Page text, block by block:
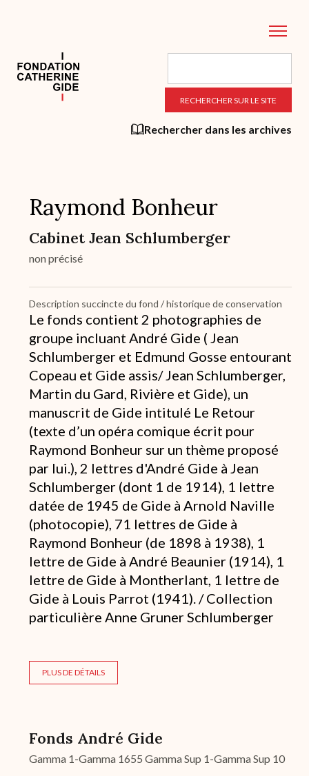
principal
Rechercher dans les archives
Raymond Bonheur
Cabinet Jean Schlumberger
non précisé
Description succincte du fond / historique de conservation
Le fonds contient 2 photographies de
groupe incluant André Gide ( Jean
Schlumberger et Edmund Gosse entourant
Copeau et Gide assis/ Jean Schlumberger,
Martin du Gard, Rivière et Gide), un
manuscrit de Gide intitulé Le Retour
(texte d’un opéra comique écrit pour
Raymond Bonheur sur un thème proposé
par lui.), 2 lettres d'André Gide à Jean
Schlumberger (dont 1 de 1914), 1 lettre
datée de 1945 de Gide à Arnold Naville
(photocopie), 71 lettres de Gide à
Raymond Bonheur (de 1898 à 1938), 1
lettre de Gide à André Beaunier (1914), 1
lettre de Gide à Montherlant, 1 lettre de
Gide à Louis Parrot (1941). / Collection
particulière Anne Gruner Schlumberger
PLUS DE DÉTAILS
Fonds André Gide
Gamma 1-Gamma 1655 Gamma Sup 1-Gamma Sup 10